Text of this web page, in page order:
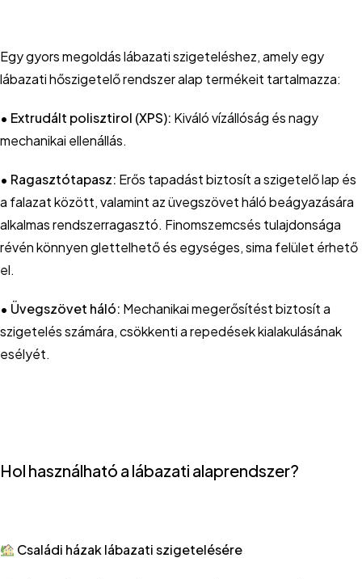
Egy gyors megoldás lábazati szigeteléshez, amely egy
lábazati hőszigetelő rendszer alap termékeit tartalmazza:
• Extrudált polisztirol (XPS): Kiváló vízállóság és nagy
mechanikai ellenállás.
• Ragasztótapasz: Erős tapadást biztosít a szigetelő lap és
a falazat között, valamint az üvegszövet háló beágyazására
alkalmas rendszerragasztó. Finomszemcsés tulajdonsága
révén könnyen glettelhető és egységes, sima felület érhető
el.
• Üvegszövet háló: Mechanikai megerősítést biztosít a
szigetelés számára, csökkenti a repedések kialakulásának
esélyét.
Hol használható a lábazati alaprendszer?
Családi házak lábazati szigetelésére